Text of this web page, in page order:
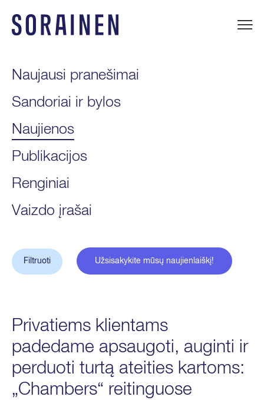
eiti
Naujausi pranešimai
Sandoriai ir bylos
Naujienos
Publikacijos
Renginiai
Vaizdo įrašai
Privatiems klientams
padedame apsaugoti, auginti ir
perduoti turtą ateities kartoms:
„Chambers“ reitinguose
Filtruoti Užsisakykite mūsų naujienlaiškį!